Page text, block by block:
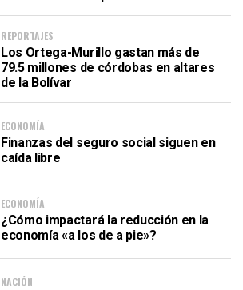
REPORTAJES
Los Ortega-Murillo gastan más de
79.5 millones de córdobas en altares
de la Bolívar
ECONOMÍA
Finanzas del seguro social siguen en
caída libre
ECONOMÍA
¿Cómo impactará la reducción en la
economía «a los de a pie»?
NACIÓN